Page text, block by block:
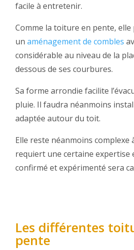
facile à entretenir.
Comme la toiture en pente, elle
un aménagement de combles
considérable au niveau de la
dessous de ses courbures.
Sa forme arrondie facilite
pluie. Il faudra néanmoins
adaptée autour du toit.
Elle reste néanmoins complexe
requiert une certaine expertise
confirmé et expérimenté sera
Les différentes
pente